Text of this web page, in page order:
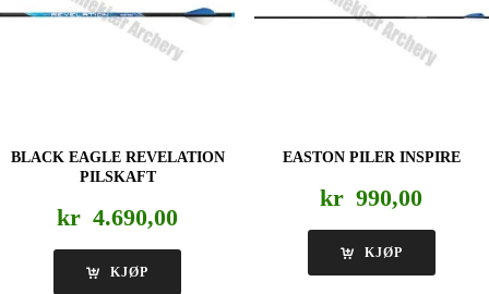
BLACK EAGLE REVELATION
PILSKAFT
kr 4.690,00
KJØP
EASTON PILER INSPIRE
kr 990,00
KJØP